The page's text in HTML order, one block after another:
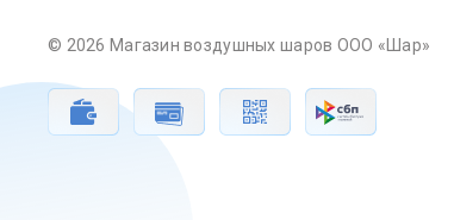
© 2026 Магазин воздушных шаров ООО «Шар»